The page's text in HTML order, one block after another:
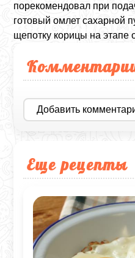
порекомендовал при
готовый омлет сахарной
щепотку корицы на этапе
Добавить
Еще рецепты